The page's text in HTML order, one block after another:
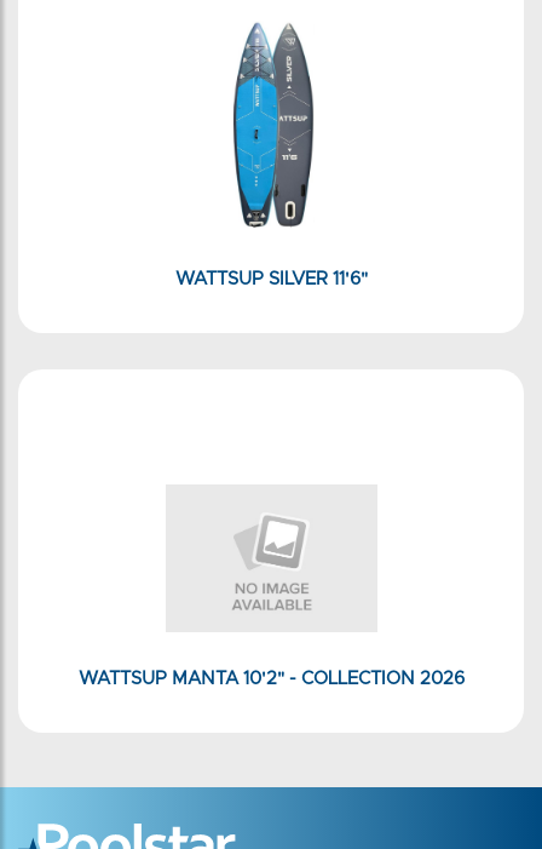
WATTSUP SILVER 11'6"
WATTSUP MANTA 10'2" - COLLECTION 2026